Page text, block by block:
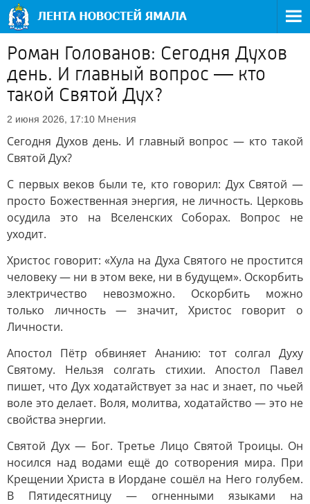
Роман Голованов: Сегодня Духов
день. И главный вопрос — кто
такой Святой Дух?
2 июня 2026, 17:10 Мнения
Сегодня Духов день. И главный вопрос — кто такой
Святой Дух?
С первых веков были те, кто говорил: Дух Святой —
просто Божественная энергия, не личность. Церковь
осудила это на Вселенских Соборах. Вопрос не
уходит.
Христос говорит: «Хула на Духа Святого не простится
человеку — ни в этом веке, ни в будущем». Оскорбить
электричество невозможно. Оскорбить можно
только личность — значит, Христос говорит о
Личности.
Апостол Пётр обвиняет Ананию: тот солгал Духу
Святому. Нельзя солгать стихии. Апостол Павел
пишет, что Дух ходатайствует за нас и знает, по чьей
воле это делает. Воля, молитва, ходатайство — это не
свойства энергии.
Святой Дух — Бог. Третье Лицо Святой Троицы. Он
носился над водами ещё до сотворения мира. При
Крещении Христа в Иордане сошёл на Него голубем.
В Пятидесятницу — огненными языками на